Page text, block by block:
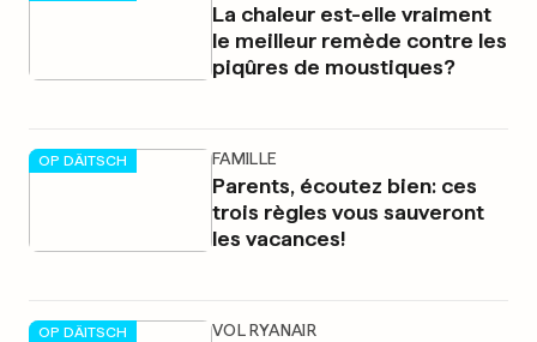
La chaleur est-elle vraiment
le meilleur remède contre les
piqûres de moustiques?
OP DÄITSCH FAMILLE
Parents, écoutez bien: ces
trois règles vous sauveront
les vacances!
OP DÄITSCH VOL RYANAIR